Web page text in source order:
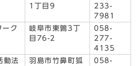
1丁目9
233-
7981
ク
岐阜市東鶉3丁
目76-2
058-
277-
4135
動法
羽島市竹鼻町狐
058-